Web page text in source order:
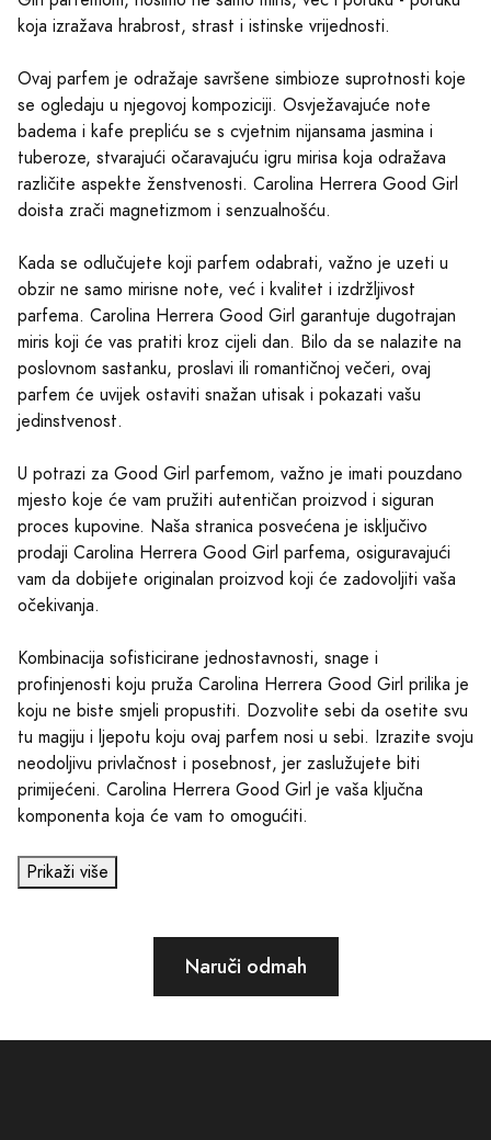
koja izražava hrabrost, strast i istinske vrijednosti.
Ovaj parfem je odražaje savršene simbioze suprotnosti koje
se ogledaju u njegovoj kompoziciji. Osvježavajuće note
badema i kafe prepliću se s cvjetnim nijansama jasmina i
tuberoze, stvarajući očaravajuću igru mirisa koja odražava
različite aspekte ženstvenosti. Carolina Herrera Good Girl
doista zrači magnetizmom i senzualnošću.
Kada se odlučujete koji parfem odabrati, važno je uzeti u
obzir ne samo mirisne note, već i kvalitet i izdržljivost
parfema. Carolina Herrera Good Girl garantuje dugotrajan
miris koji će vas pratiti kroz cijeli dan. Bilo da se nalazite na
poslovnom sastanku, proslavi ili romantičnoj večeri, ovaj
parfem će uvijek ostaviti snažan utisak i pokazati vašu
jedinstvenost.
U potrazi za Good Girl parfemom, važno je imati pouzdano
mjesto koje će vam pružiti autentičan proizvod i siguran
proces kupovine. Naša stranica posvećena je isključivo
prodaji Carolina Herrera Good Girl parfema, osiguravajući
vam da dobijete originalan proizvod koji će zadovoljiti vaša
očekivanja.
Kombinacija sofisticirane jednostavnosti, snage i
profinjenosti koju pruža Carolina Herrera Good Girl prilika je
koju ne biste smjeli propustiti. Dozvolite sebi da osetite svu
tu magiju i ljepotu koju ovaj parfem nosi u sebi. Izrazite svoju
neodoljivu privlačnost i posebnost, jer zaslužujete biti
primijećeni. Carolina Herrera Good Girl je vaša ključna
komponenta koja će vam to omogućiti.
Prikaži više
Naruči odmah